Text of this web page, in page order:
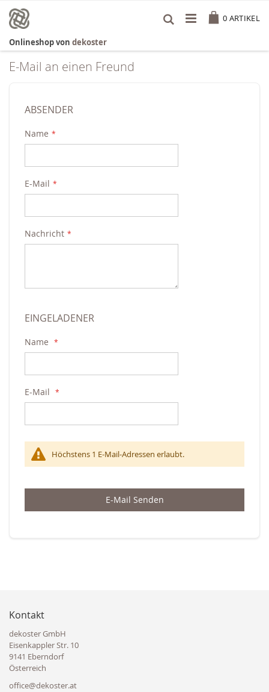
Inhalt
springen
0 ARTIKEL
Onlineshop von dekoster
E-Mail an einen Freund
ABSENDER
Name
E-Mail
Nachricht
EINGELADENER
Name
E-Mail
Höchstens 1 E-Mail-Adressen erlaubt.
E-Mail Senden
Kontakt
dekoster GmbH
Eisenkappler Str. 10
9141 Eberndorf
Österreich
office@dekoster.at